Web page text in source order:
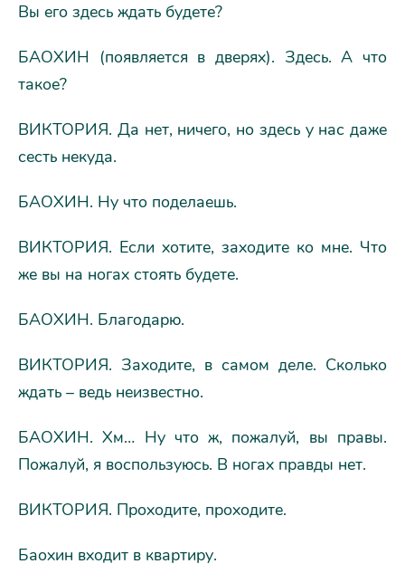
Вы его здесь ждать будете?
БАОХИН (появляется в дверях). Здесь. А что
такое?
ВИКТОРИЯ. Да нет, ничего, но здесь у нас даже
сесть некуда.
БАОХИН. Ну что поделаешь.
ВИКТОРИЯ. Если хотите, заходите ко мне. Что
же вы на ногах стоять будете.
БАОХИН. Благодарю.
ВИКТОРИЯ. Заходите, в самом деле. Сколько
ждать – ведь неизвестно.
БАОХИН. Хм… Ну что ж, пожалуй, вы правы.
Пожалуй, я воспользуюсь. В ногах правды нет.
ВИКТОРИЯ. Проходите, проходите.
Баохин входит в квартиру.